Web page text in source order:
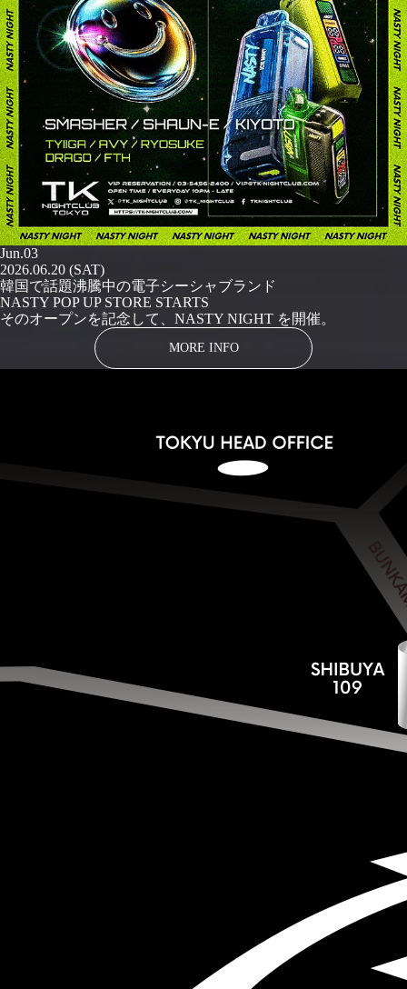
Jun.03
2026.06.20 (SAT)
韓国で話題沸騰中の電子シーシャブランド
NASTY POP UP STORE STARTS
そのオープンを記念して、NASTY NIGHT を開催。
MORE INFO